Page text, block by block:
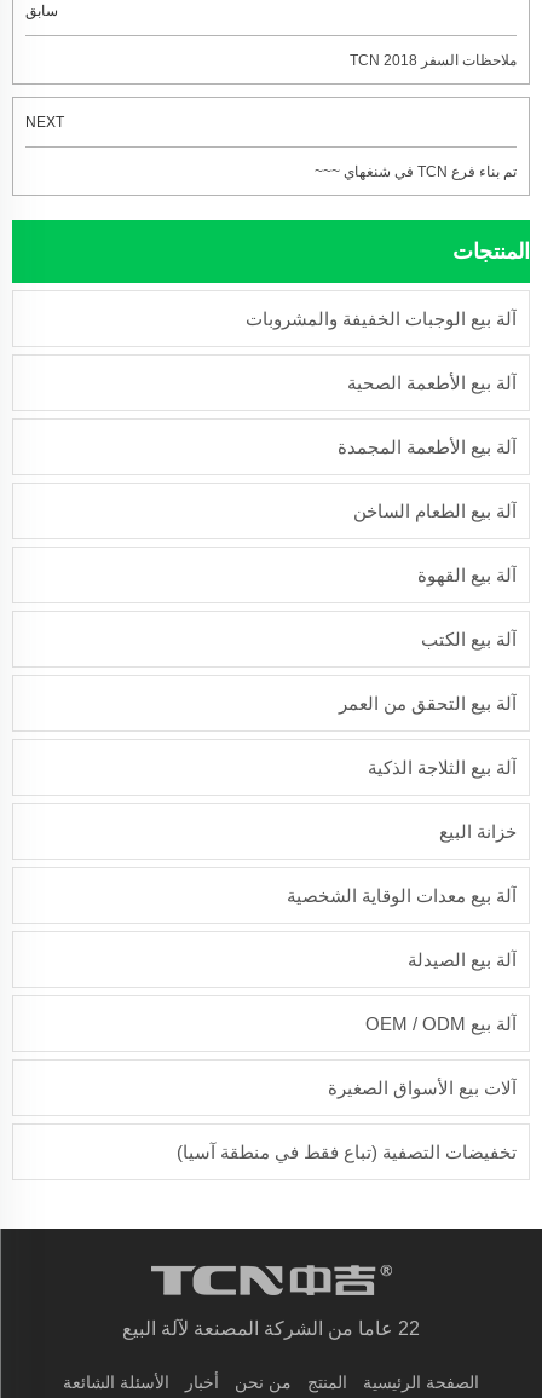
سابق
ملاحظات السفر TCN 2018
NEXT
تم بناء فرع TCN في شنغهاي ~~~
المنتجات
آلة بيع الوجبات الخفيفة والمشروبات
آلة بيع الأطعمة الصحية
آلة بيع الأطعمة المجمدة
آلة بيع الطعام الساخن
آلة بيع القهوة
آلة بيع الكتب
آلة بيع التحقق من العمر
آلة بيع الثلاجة الذكية
خزانة البيع
آلة بيع معدات الوقاية الشخصية
آلة بيع الصيدلة
آلة بيع OEM / ODM
آلات بيع الأسواق الصغيرة
تخفيضات التصفية (تباع فقط في منطقة آسيا)
22 عاما من الشركة المصنعة لآلة البيع
الصفحة الرئيسية المنتج من نحن أخبار الأسئلة الشائعة